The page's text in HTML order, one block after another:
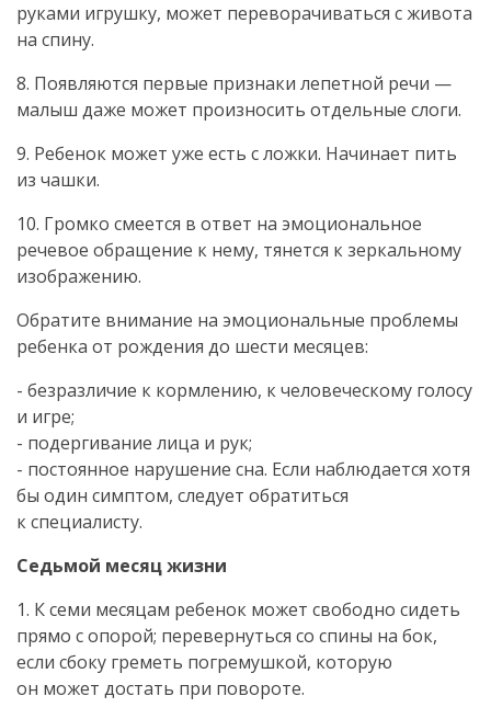
руками игрушку, может переворачиваться с живота
на спину.
8. Появляются первые признаки лепетной речи —
малыш даже может произносить отдельные слоги.
9. Ребенок может уже есть с ложки. Начинает пить
из чашки.
10. Громко смеется в ответ на эмоциональное
речевое обращение к нему, тянется к зеркальному
изображению.
Обратите внимание на эмоциональные проблемы
ребенка от рождения до шести месяцев:
- безразличие к кормлению, к человеческому голосу
и игре;
- подергивание лица и рук;
- постоянное нарушение сна. Если наблюдается хотя
бы один симптом, следует обратиться
к специалисту.
Седьмой месяц жизни
1. К семи месяцам ребенок может свободно сидеть
прямо с опорой; перевернуться со спины на бок,
если сбоку греметь погремушкой, которую
он может достать при повороте.